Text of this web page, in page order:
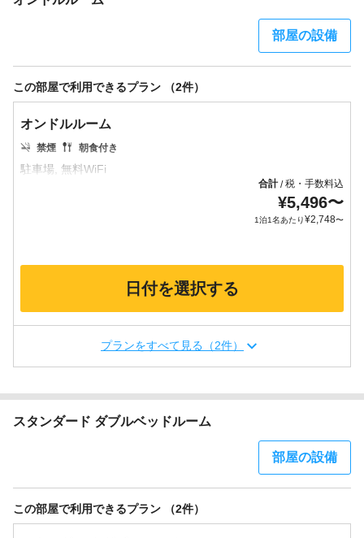
部屋の設備
この部屋で利用できるプラン （2件）
オンドルルーム
禁煙 朝食付き
合計/税・手数料込
¥5,496〜
1泊1名あたり¥2,748〜
日付を選択する
プランをすべて見る（2件）
スタンダード ダブルベッドルーム
部屋の設備
この部屋で利用できるプラン （2件）